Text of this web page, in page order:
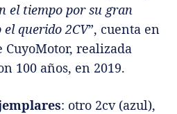
el tiempo por su gran
querido 2CV”, cuenta en
realizada
100 años, en 2019.
: otro 2cv (azul),